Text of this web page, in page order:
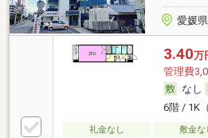
愛媛
3.40万
管理費
なし
6階 / 1K
礼金なし 敷金な